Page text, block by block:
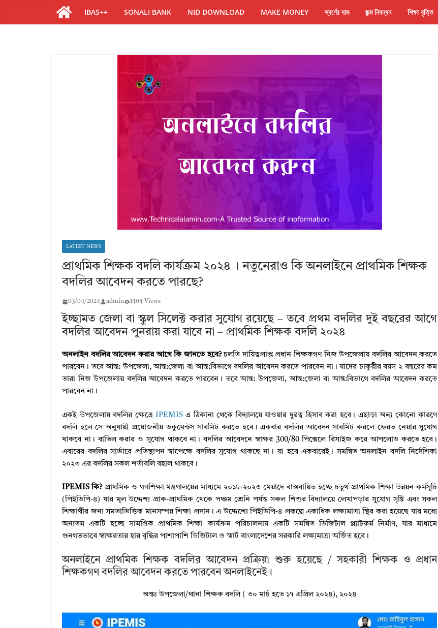
IBAS++ SONALI BANK NID DOWNLOAD MAKE MONEY স্বর্ণের দাম জন্ম নিবন্ধন শিক্ষা বৃত্তি
LATEST NEWS
প্রাথমিক শিক্ষক বদলি কার্যক্রম ২০২৪ । নতুনেরাও কি অনলাইনে প্রাথমিক শিক্ষক
বদলির আবেদন করতে পারছে?
03/04/2024 admin 1404 Views
ইচ্ছামত জেলা বা স্কুল সিলেক্ট করার সুযোগ রয়েছে – তবে প্রথম বদলির দুই বছরের আগে
বদলির আবেদন পুনরায় করা যাবে না – প্রাথমিক শিক্ষক বদলি ২০২৪
অনলাইন বদলির আবেদন করার আগে কি জানতে হবে?চলতি দায়িত্বপ্রাপ্ত প্রধান শিক্ষকগণ নিজ উপজেলায় বদলির আবেদন করতে
পারবেন। তবে আন্ত: উপজেলা, আন্ত:জেলা বা আন্ত:বিভাগে বদলির আবেদন করতে পারবেন না। যাদের চাকুরীর বয়স ২ বছরের কম
তারা নিজ উপজেলায় বদলির আবেদন করতে পারবেন। তবে আন্ত: উপজেলা, আন্ত:জেলা বা আন্ত:বিভাগে বদলির আবেদন করতে
পারবেন না।
একই উপজেলায় বদলির ক্ষেত্রেIPEMIS এ ঠিকানা থেকে বিদ্যালয়ে যাওয়ার দুরত্ব হিসাব করা হবে। এছাড়া অন্য কোনো কারণে
বদলি হলে সে অনুযায়ী প্রয়োজনীয় ডকুমেন্টস সাবমিট করতে হবে। একবার বদলির আবেদন সাবমিট করলে ফেরত নেয়ার সুযোগ
থাকবে না। বাতিল করার ও সুযোগ থাকবে না। বদলির আবেদনে স্বাক্ষর 300/80 পিক্সেলে রিসাইজ করে আপলোড করতে হবে।
এবারের বদলির সার্ভারে প্রতিস্থাপন স্বাপেক্ষে বদলির সুযোগ থাকছে না। যা হবে একবারেই। সমন্বিত অনলাইন বদলি নির্দেশিকা
২০২৩ এর বদলির সকল শর্তাবলি বহাল থাকবে।
IPEMIS কি?প্রাথমিক ও গণশিক্ষা মন্ত্রণালয়ের মাধ্যমে ২০১৮-২০২৩ মেয়াদে বাস্তবায়িত হচ্ছে চতুর্থ প্রাথমিক শিক্ষা উন্নয়ন কর্মসূচি
(পিইডিপি-৪) যার মূল উদ্দেশ্য প্রাক-প্রাথমিক থেকে পঞ্চম শ্রেনি পর্যন্ত সকল শিশুর বিদ্যালয়ে লেখাপড়ার সু্যোগ সৃষ্টি এবং সকল
শিক্ষার্থীর জন্য সমতাভিত্তিক মানসম্পন্ন শিক্ষা প্রদান। এ উদ্দেশ্যে পিইডিপি-৪ প্রকল্পে একাধিক লক্ষ্যমাত্রা স্থির করা হয়েছে যার মধ্যে
অন্যতম একটি হচ্ছে সামগ্রিক প্রাথমিক শিক্ষা কার্যক্রম পরিচালনায় একটি সমন্বিত ডিজিটাল প্ল্যাটফর্ম নির্মাণ, যার মাধ্যমে
গুনগতভাবে স্বাক্ষরতার হার বৃদ্ধির পাশাপাশি ডিজিটাল ও স্মার্ট বাংলাদেশের সরকারি লক্ষ্যমাত্রা অর্জিত হবে।
অনলাইনে প্রাথমিক শিক্ষক বদলির আবেদন প্রক্রিয়া শুরু হয়েছে / সহকারী শিক্ষক ও প্রধান
শিক্ষকগণ বদলির আবেদন করতে পারবেন অনলাইনেই।
অন্তঃ উপজেলা/থানা শিক্ষক বদলি ( ৩০ মার্চ হতে ১৭ এপ্রিল ২০২৪), ২০২৪